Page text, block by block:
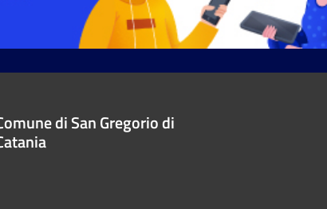
di San Gregorio di